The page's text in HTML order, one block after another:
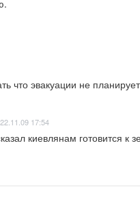
что эвакуации не
17:54
киевлянам готовится к